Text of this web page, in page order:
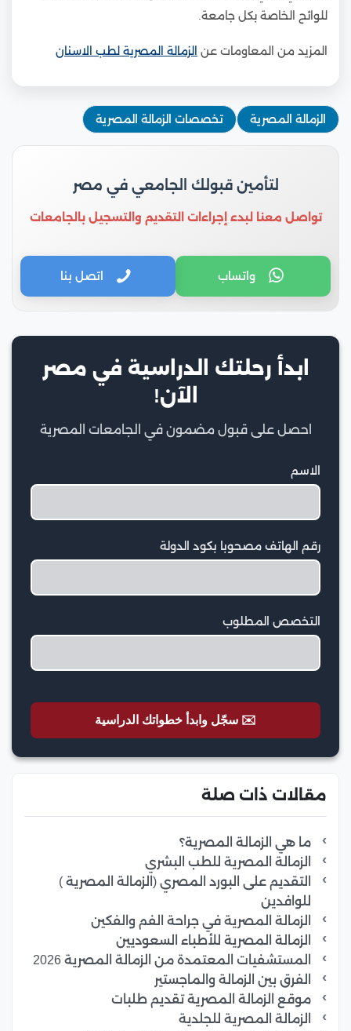
للوائح الخاصة بكل جامعة.
المزيد من المعاومات عن الزمالة المصرية لطب الاسنان
الزمالة المصرية تخصصات الزمالة المصرية
لتأمين قبولك الجامعي في مصر
تواصل معنا لبدء إجراءات التقديم والتسجيل بالجامعات
واتساب اتصل بنا
ابدأ رحلتك الدراسية في مصر
الآن!
احصل على قبول مضمون في الجامعات المصرية
الاسم
رقم الهاتف مصحوبا بكود الدولة
التخصص المطلوب
✉️ سجّل وابدأ خطواتك الدراسية
مقالات ذات صلة
ما هي الزمالة المصرية؟
الزمالة المصرية للطب البشري
التقديم على البورد المصري (الزمالة المصرية )
للوافدين
الزمالة المصرية في جراحة الفم والفكين
الزمالة المصرية للأطباء السعوديين
المستشفيات المعتمدة من الزمالة المصرية 2026
الفرق بين الزمالة والماجستير
موقع الزمالة المصرية تقديم طلبات
الزمالة المصرية للجلدية